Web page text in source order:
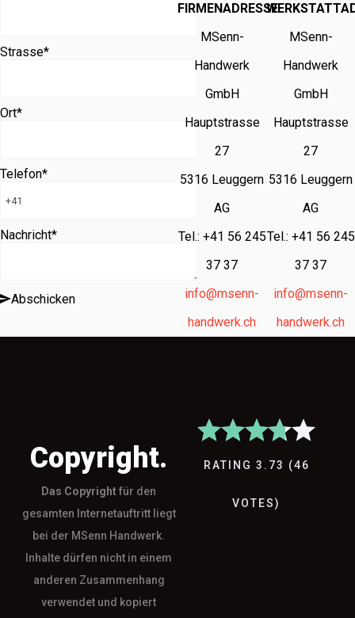
Strasse*
Ort*
Telefon*
Nachricht*
Abschicken
FIRMENADRESSE
MSenn-
Handwerk
GmbH
Hauptstrasse
27
5316 Leuggern
AG
Tel.: +41 56 245
37 37
info@msenn-
handwerk.ch
MSenn-
Handwerk
GmbH
Hauptstrasse
27
5316 Leuggern
AG
Tel.: +41 56 245
37 37
info@msenn-
handwerk.ch
Copyright.
Das Copyrightfür den
gesamten Internetauftritt liegt
bei der MSenn Handwerk.
Inhalte dürfen nicht in einem
anderen Zusammenhang
verwendet und kopiert
RATING 3.73 (46
VOTES)